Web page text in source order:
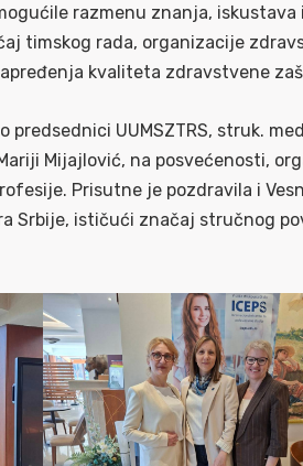
razmenu znanja,
timskog rada, organizacije
kvaliteta zdravstvene
UUMSZTRS, struk.
Mijajlović, na posvećenosti,
Prisutne je pozdravila i
Srbije, ističući značaj stručnog